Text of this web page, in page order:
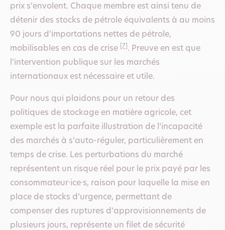
prix s’envolent. Chaque membre est ainsi tenu de
détenir des stocks de pétrole équivalents à au moins
90 jours d’importations nettes de pétrole,
mobilisables en cas de crise
[7] . Preuve en est que
l’intervention publique sur les marchés
internationaux est nécessaire et utile.
Pour nous qui plaidons pour un retour des
politiques de stockage en matière agricole, cet
exemple est la parfaite illustration de l’incapacité
des marchés à s’auto-réguler, particulièrement en
temps de crise. Les perturbations du marché
représentent un risque réel pour le prix payé par les
consommateur·ice·s, raison pour laquelle la mise en
place de stocks d’urgence, permettant de
compenser des ruptures d’approvisionnements de
plusieurs jours, représente un filet de sécurité